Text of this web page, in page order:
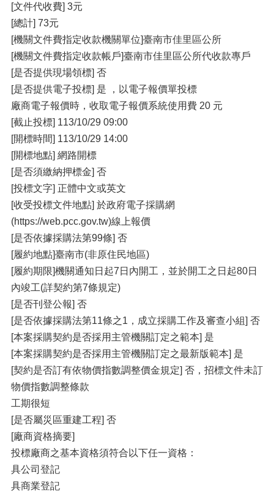
[文件代收費] 3元
[總計] 73元
[機關文件費指定收款機關單位]臺南市佳里區公所
[機關文件費指定收款帳戶]臺南市佳里區公所代收款專戶
[是否提供現場領標] 否
[是否提供電子投標] 是 ，以電子報價單投標
廠商電子報價時，收取電子報價系統使用費 20 元
[截止投標] 113/10/29 09:00
[開標時間] 113/10/29 14:00
[開標地點] 網路開標
[是否須繳納押標金] 否
[投標文字] 正體中文或英文
[收受投標文件地點] 於政府電子採購網
(https://web.pcc.gov.tw)線上報價
[是否依據採購法第99條] 否
[履約地點]臺南市(非原住民地區)
[履約期限]機關通知日起7日內開工，並於開工之日起80日
內竣工(詳契約第7條規定)
[是否刊登公報] 否
[是否依據採購法第11條之1，成立採購工作及審查小組] 否
[本案採購契約是否採用主管機關訂定之範本] 是
[本案採購契約是否採用主管機關訂定之最新版範本] 是
[契約是否訂有依物價指數調整價金規定] 否，招標文件未訂
物價指數調整條款
工期很短
[是否屬災區重建工程] 否
[廠商資格摘要]
投標廠商之基本資格須符合以下任一資格：
具公司登記
具商業登記